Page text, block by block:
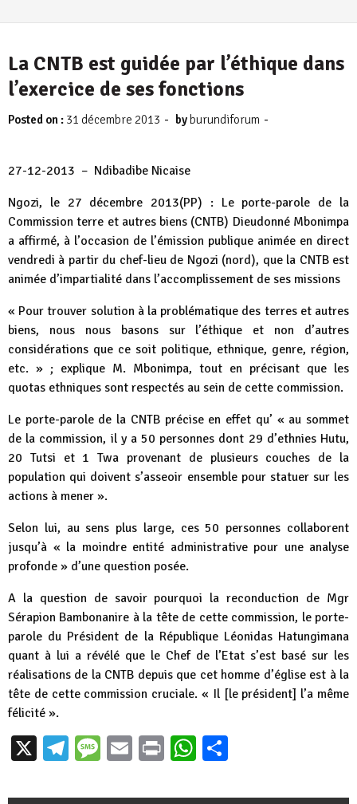
La CNTB est guidée par l’éthique dans
l’exercice de ses fonctions
Posted on : 31 décembre 2013 - by burundiforum -
27-12-2013 – Ndibadibe Nicaise
Ngozi, le 27 décembre 2013(PP) : Le porte-parole de la
Commission terre et autres biens (CNTB) Dieudonné Mbonimpa
a affirmé, à l’occasion de l’émission publique animée en direct
vendredi à partir du chef-lieu de Ngozi (nord), que la CNTB est
animée d’impartialité dans l’accomplissement de ses missions
« Pour trouver solution à la problématique des terres et autres
biens, nous nous basons sur l’éthique et non d’autres
considérations que ce soit politique, ethnique, genre, région,
etc. » ; explique M. Mbonimpa, tout en précisant que les
quotas ethniques sont respectés au sein de cette commission.
Le porte-parole de la CNTB précise en effet qu’ « au sommet
de la commission, il y a 50 personnes dont 29 d’ethnies Hutu,
20 Tutsi et 1 Twa provenant de plusieurs couches de la
population qui doivent s’asseoir ensemble pour statuer sur les
actions à mener ».
Selon lui, au sens plus large, ces 50 personnes collaborent
jusqu’à « la moindre entité administrative pour une analyse
profonde » d’une question posée.
A la question de savoir pourquoi la reconduction de Mgr
Sérapion Bambonanire à la tête de cette commission, le porte-
parole du Président de la République Léonidas Hatungimana
quant à lui a révélé que le Chef de l’Etat s’est basé sur les
réalisations de la CNTB depuis que cet homme d’église est à la
tête de cette commission cruciale. « Il [le président] l’a même
félicité ».
X Telegram
Message
EmailPrintWhatsApp